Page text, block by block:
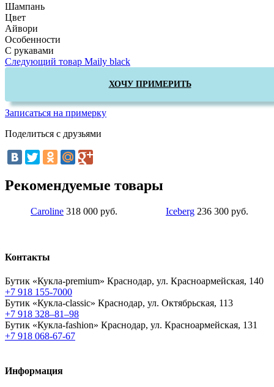
Шампань
Цвет
Айвори
Особенности
С рукавами
Следующий товар Maily black
ХОЧУ ПРИМЕРИТЬ
Записаться на примерку
Поделиться с друзьями
Рекомендуемые товары
Caroline 318 000 руб. Iceberg 236 300 руб.
Контакты
Бутик «Кукла-premium» Краснодар, ул. Красноармейская, 140
+7 918 155-7000
Бутик «Кукла-classic» Краснодар, ул. Октябрьская, 113
+7 918 328–81–98
Бутик «Кукла-fashion» Краснодар, ул. Красноармейская, 131
+7 918 068-67-67
Информация